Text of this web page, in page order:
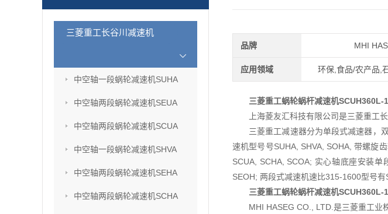
三菱重工长谷川减速机
中空轴一段蜗轮减速机SUHA
中空轴两段蜗轮减速机SEUA
中空轴两段蜗轮减速机SCUA
中空轴一段蜗轮减速机SHVA
中空轴两段蜗轮减速机SEHA
中空轴两段蜗轮减速机SCHA
品牌 MHI
应用领域 环保,食品/农产品,
三菱重工蜗轮蜗杆减速机SCUH360L-
上海菱友汇科技有限公司是三菱重工
三菱重工减速器分为单段式减速器，
速机型号号SUHA, SHVA, SOHA, 带螺旋
SCUA, SCHA, SCOA; 实心轴底座安装
SEOH; 两段式减速机速比315-1600型号有
三菱重工蜗轮蜗杆减速机SCUH360L-
MHI HASEG CO., LTD.是三菱重工